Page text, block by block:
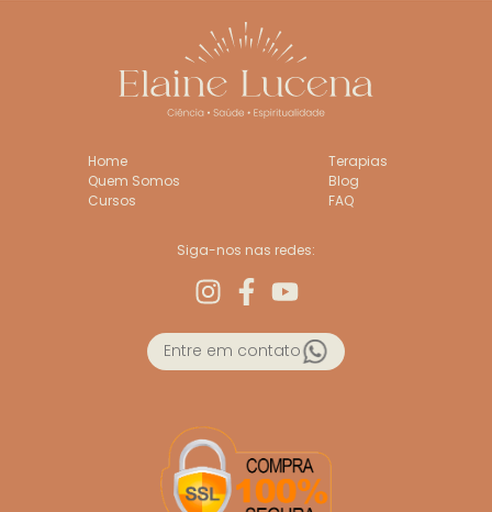
Home
Quem Somos
Cursos
Terapias
Blog
FAQ
Siga-nos nas redes:
Entre em contato